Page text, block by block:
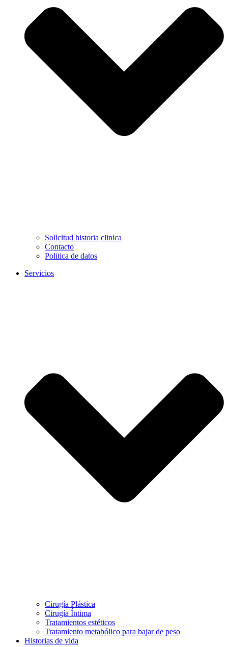
Solicitud historia clinica
Contacto
Politica de datos
Servicios
Cirugía Plástica
Cirugía Íntima
Tratamientos estéticos
Tratamiento metabólico para bajar de peso
Historias de vida